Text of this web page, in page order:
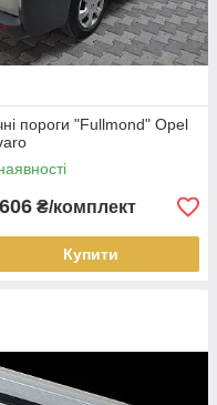
пороги "Fullmond" Opel
₴/комплект
Купити